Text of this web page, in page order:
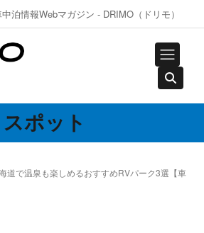
泊情報Webマガジン - DRIMO（ドリモ）
スポット
道で温泉も楽しめるおすすめRVパーク3選【車